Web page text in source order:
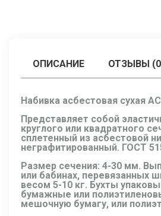
ОПИСАНИЕ ОТЗЫВЫ
Набивка асбестовая сухая
Представляет собой
круглого или квадратного
сплетенный из асбестовой
неграфитированный. ГОСТ
Размер сечения: 4-30 мм.
или бабинах, перевязанных
весом 5-10 кг. Бухты
бумажные или
мешочную бумагу, или